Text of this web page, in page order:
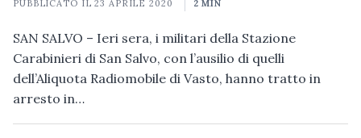
PUBBLICATO IL23 APRILE 2020 2 MIN
SAN SALVO – Ieri sera, i militari della Stazione
Carabinieri di San Salvo, con l’ausilio di quelli
dell’Aliquota Radiomobile di Vasto, hanno tratto in
arresto in…